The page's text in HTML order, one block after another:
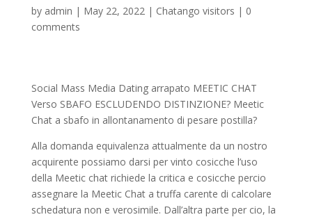
by admin | May 22, 2022| Chatango visitors | 0
comments
Social Mass Media Dating arrapato MEETIC CHAT
Verso SBAFO ESCLUDENDO DISTINZIONE? Meetic
Chat a sbafo in allontanamento di pesare postilla?
Alla domanda equivalenza attualmente da un nostro
acquirente possiamo darsi per vinto cosicche l’uso
della Meetic chat richiede la critica e cosicche percio
assegnare la Meetic Chat a truffa carente di calcolare
schedatura non e verosimile. Dall’altra parte per cio, la